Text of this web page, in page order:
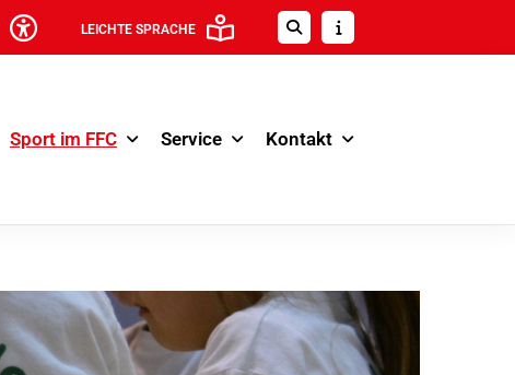
LEICHTE SPRACHE
Sport im FFC Service Kontakt